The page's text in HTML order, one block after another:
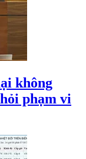
không
phạm vi